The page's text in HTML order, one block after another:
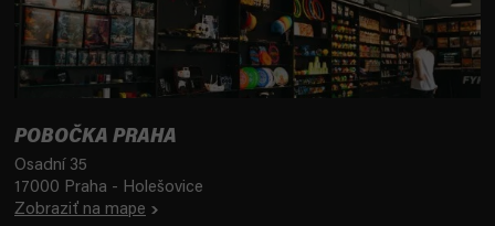
POBOČKA PRAHA
Osadní 35
17000 Praha - Holešovice
Zobraziť na mape